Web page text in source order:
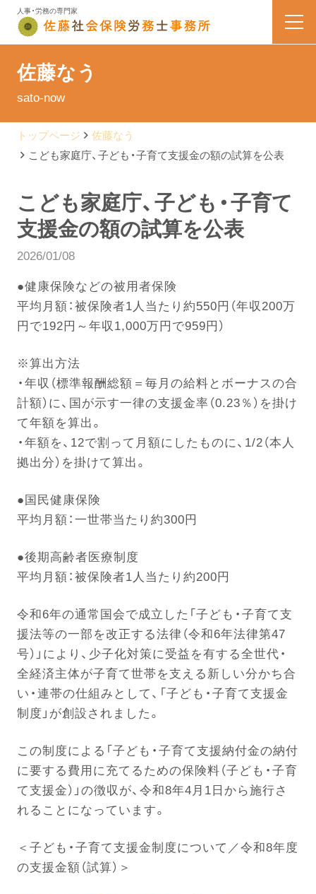
人事・労務の専門家
会社案内
料金表
よくある質問
佐藤なう
佐藤なう
sato-now
トップページ
佐藤なう
こども家庭庁、子ども・子育て支援金の額の試算を公表
こども家庭庁、子ども・子育て
支援金の額の試算を公表
2026/01/08
●健康保険などの被用者保険
平均月額：被保険者1人当たり約550円（年収200万
円で192円～年収1,000万円で959円）
※算出方法
・年収（標準報酬総額＝毎月の給料とボーナスの合
計額）に、国が示す一律の支援金率（0.23％）を掛け
て年額を算出。
・年額を、12で割って月額にしたものに、1/2（本人
拠出分）を掛けて算出。
●国民健康保険
平均月額：一世帯当たり約300円
●後期高齢者医療制度
平均月額：被保険者1人当たり約200円
令和6年の通常国会で成立した「子ども・子育て支
援法等の一部を改正する法律（令和6年法律第47
号）」により、少子化対策に受益を有する全世代・
全経済主体が子育て世帯を支える新しい分かち合
い・連帯の仕組みとして、「子ども・子育て支援金
制度」が創設されました。
この制度による「子ども・子育て支援納付金の納付
に要する費用に充てるための保険料（子ども・子育
て支援金）」の徴収が、令和8年4月1日から施行さ
れることになっています。
＜子ども・子育て支援金制度について／令和8年度
の支援金額（試算）＞